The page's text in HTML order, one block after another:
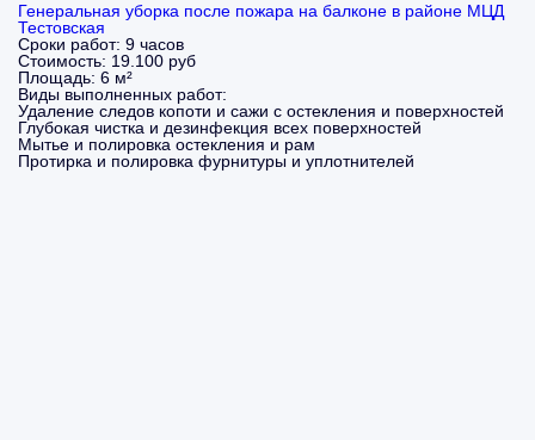
Генеральная уборка после пожара на балконе в районе МЦД
Тестовская
Сроки работ: 9 часов
Стоимость: 19.100 руб
Площадь: 6 м²
Виды выполненных работ:
Удаление следов копоти и сажи с остекления и поверхностей
Глубокая чистка и дезинфекция всех поверхностей
Мытье и полировка остекления и рам
Протирка и полировка фурнитуры и уплотнителей